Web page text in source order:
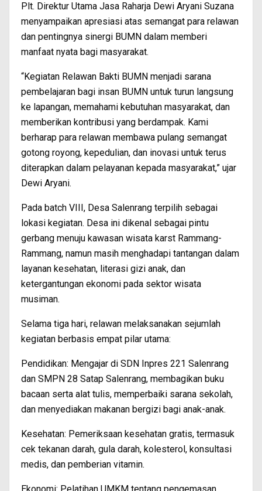
Plt. Direktur Utama Jasa Raharja Dewi Aryani Suzana
menyampaikan apresiasi atas semangat para relawan
dan pentingnya sinergi BUMN dalam memberi
manfaat nyata bagi masyarakat.
“Kegiatan Relawan Bakti BUMN menjadi sarana
pembelajaran bagi insan BUMN untuk turun langsung
ke lapangan, memahami kebutuhan masyarakat, dan
memberikan kontribusi yang berdampak. Kami
berharap para relawan membawa pulang semangat
gotong royong, kepedulian, dan inovasi untuk terus
diterapkan dalam pelayanan kepada masyarakat,” ujar
Dewi Aryani.
Pada batch VIII, Desa Salenrang terpilih sebagai
lokasi kegiatan. Desa ini dikenal sebagai pintu
gerbang menuju kawasan wisata karst Rammang-
Rammang, namun masih menghadapi tantangan dalam
layanan kesehatan, literasi gizi anak, dan
ketergantungan ekonomi pada sektor wisata
musiman.
Selama tiga hari, relawan melaksanakan sejumlah
kegiatan berbasis empat pilar utama:
Pendidikan: Mengajar di SDN Inpres 221 Salenrang
dan SMPN 28 Satap Salenrang, membagikan buku
bacaan serta alat tulis, memperbaiki sarana sekolah,
dan menyediakan makanan bergizi bagi anak-anak.
Kesehatan: Pemeriksaan kesehatan gratis, termasuk
cek tekanan darah, gula darah, kolesterol, konsultasi
medis, dan pemberian vitamin.